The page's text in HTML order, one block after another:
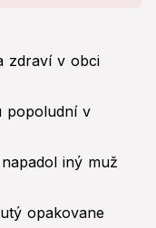
zdraví v obci
popoludní v
iný muž
opakovane